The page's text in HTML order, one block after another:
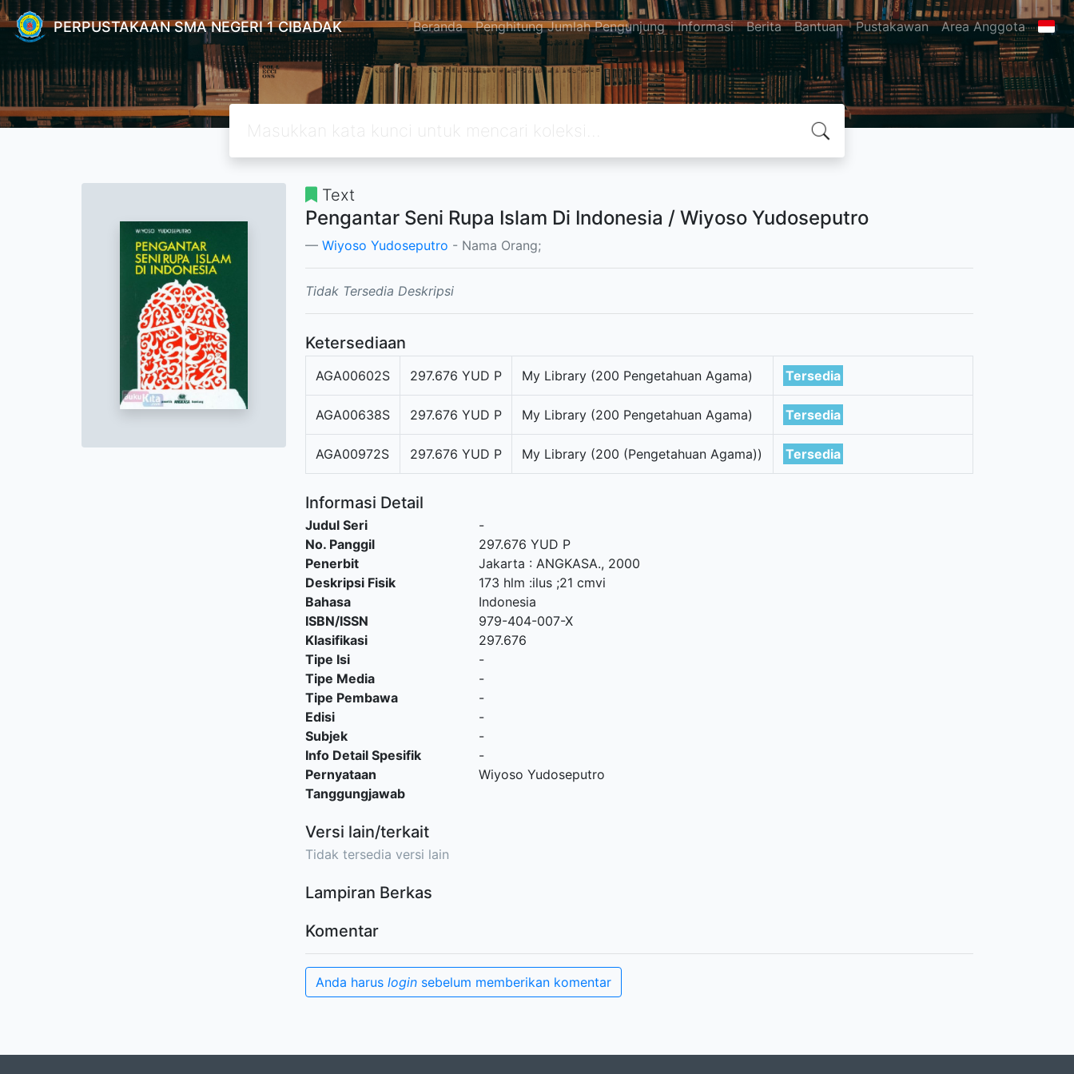
PERPUSTAKAAN SMA NEGERI 1 CIBADAK Beranda Penghitung Jumlah Pengunjung Informasi Berita Bantuan Pustakawan Area Anggota
Text
Pengantar Seni Rupa Islam Di Indonesia / Wiyoso Yudoseputro
Wiyoso Yudoseputro - Nama Orang;
Tidak Tersedia Deskripsi
Ketersediaan
AGA00602S 297.676 YUD P My Library (200 Pengetahuan Agama) Tersedia
AGA00638S 297.676 YUD P My Library (200 Pengetahuan Agama) Tersedia
AGA00972S 297.676 YUD P My Library (200 (Pengetahuan Agama)) Tersedia
Informasi Detail
Judul Seri
-
No. Panggil
297.676 YUD P
Penerbit
Jakarta : ANGKASA., 2000
Deskripsi Fisik
173 hlm :ilus ;21 cmvi
Bahasa
Indonesia
ISBN/ISSN
979-404-007-X
Klasifikasi
297.676
Tipe Isi
-
Tipe Media
-
Tipe Pembawa
-
Edisi
-
Subjek
-
Info Detail Spesifik
-
Pernyataan
Tanggungjawab
Wiyoso Yudoseputro
Versi lain/terkait
Tidak tersedia versi lain
Lampiran Berkas
Komentar
Anda harus login sebelum memberikan komentar